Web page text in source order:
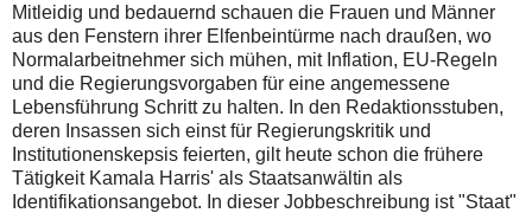
Mitleidig und bedauernd schauen die Frauen und Männer
aus den Fenstern ihrer Elfenbeintürme nach draußen, wo
Normalarbeitnehmer sich mühen, mit Inflation, EU-Regeln
und die Regierungsvorgaben für eine angemessene
Lebensführung Schritt zu halten. In den Redaktionsstuben,
deren Insassen sich einst für Regierungskritik und
Institutionenskepsis feierten, gilt heute schon die frühere
Tätigkeit Kamala Harris' als Staatsanwältin als
Identifikationsangebot. In dieser Jobbeschreibung ist "Staat"